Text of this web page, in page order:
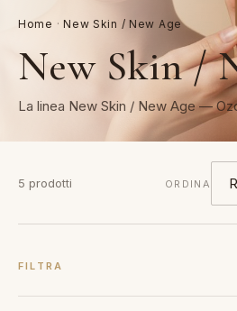
Home ·New Skin / New Age
New Skin /
La linea New Skin / New Age —
5 prodotti ORDINA
FILTRA